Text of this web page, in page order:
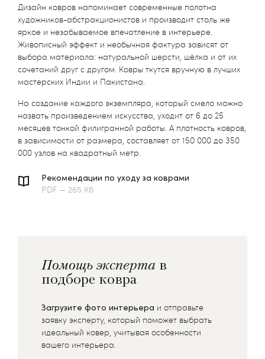
Дизайн ковров напоминает современные полотна
художников-абстракционистов и производит столь же
яркое и незабываемое впечатление в интерьере.
Живописный эффект и необычная фактура зависят от
выбора материала: натуральной шерсти, шёлка и от их
сочетаний друг с другом. Ковры ткутся вручную в лучших
мастерских Индии и Пакистана.
На создание каждого экземпляра, который смело можно
назвать произведением искусства, уходит от 6 до 25
месяцев тонкой филигранной работы. А плотность ковров,
в зависимости от размера, составляет от 150 000 до 350
000 узлов на квадратный метр.
Рекомендации по уходу за коврами
PDF — 265 Кб
Помощь эксперта в
подборе ковра
Загрузите фото интерьера и отправьте
заявку эксперту, который поможет выбрать
идеальный ковер, учитывая особенности
вашего интерьера.